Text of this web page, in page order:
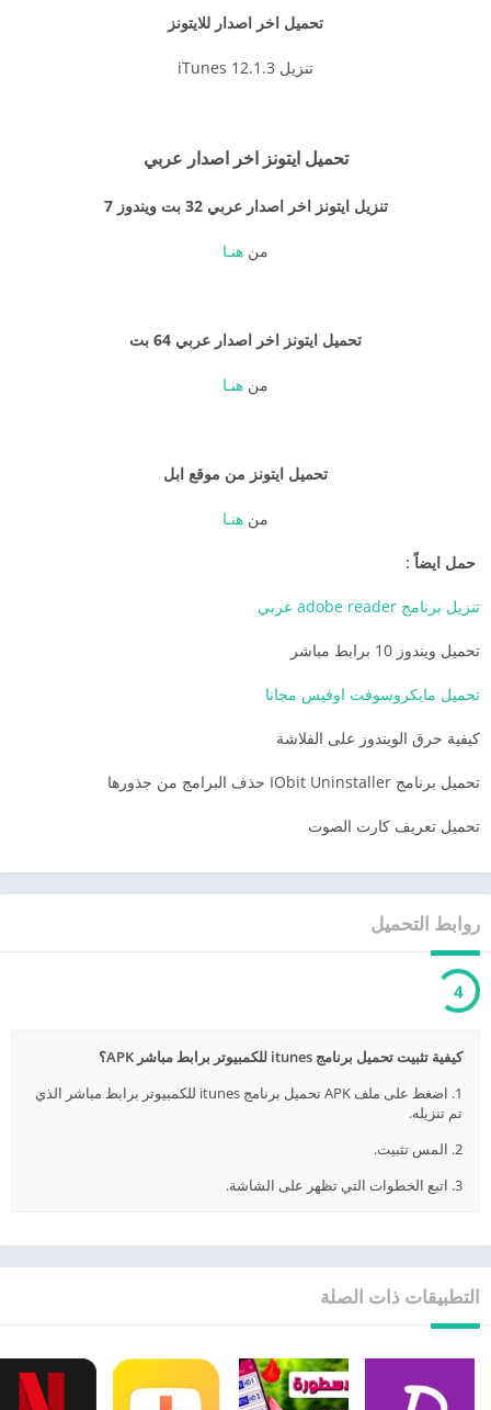
تحميل اخر اصدار للايتونز
تنزيل iTunes 12.1.3
تحميل ايتونز اخر اصدار عربي
تنزيل ايتونز اخر اصدار عربي 32 بت ويندوز 7
من هنـا
تحميل ايتونز اخر اصدار عربي 64 بت
من هنـا
تحميل ايتونز من موقع ابل
من هنـا
حمل ايضاً :
تنزيل برنامج adobe reader عربي
تحميل ويندوز 10 برابط مباشر
تحميل مايكروسوفت اوفيس مجانا
كيفية حرق الويندوز على الفلاشة
تحميل برنامج IObit Uninstaller حذف البرامج من جذورها
تحميل تعريف كارت الصوت
روابط التحميل
3
كيفية تثبيت تحميل برنامج itunes للكمبيوتر برابط مباشر APK؟
1. اضغط على ملف APK تحميل برنامج itunes للكمبيوتر برابط مباشر الذي
تم تنزيله.
2. المس تثبيت.
3. اتبع الخطوات التي تظهر على الشاشة.
التطبيقات ذات الصلة